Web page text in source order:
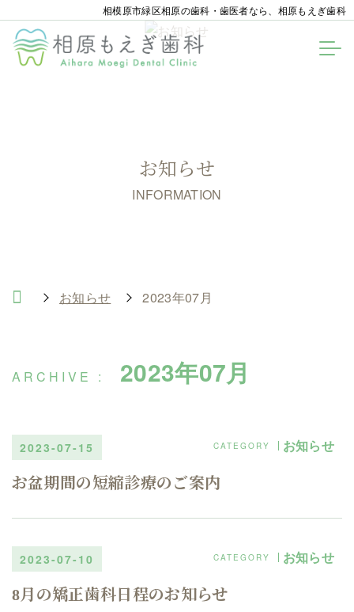
相模原市緑区相原の歯科・歯医者なら、相原もえぎ歯科
お知らせ
INFORMATION
お知らせ 2023年07月
2023年07月
お知らせ
2023-07-15
お盆期間の短縮診療のご案内
お知らせ
2023-07-10
8月の矯正歯科日程のお知らせ